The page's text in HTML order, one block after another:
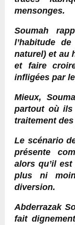
mensonges.
Soumah
l’habitude
naturel) et au
et faire
infligées par
Mieux,
partout où
traitement
Le scénario
présente
alors qu’il
plus ni
diversion.
Abderrazak
fait